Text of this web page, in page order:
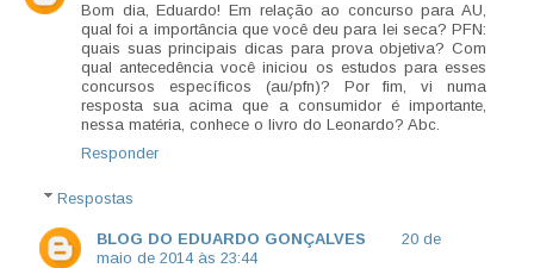
Bom dia, Eduardo! Em relação ao concurso para AU,
qual foi a importância que você deu para lei seca? PFN:
quais suas principais dicas para prova objetiva? Com
qual antecedência você iniciou os estudos para esses
concursos específicos (au/pfn)? Por fim, vi numa
resposta sua acima que a consumidor é importante,
nessa matéria, conhece o livro do Leonardo? Abc.
Responder
Respostas
BLOG DO EDUARDO GONÇALVES
20 de
maio de 2014 às 23:44